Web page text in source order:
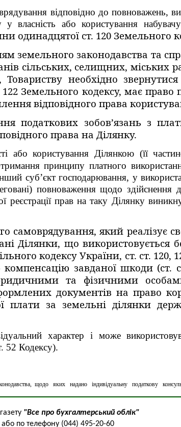
відповідно до повноважень,
у власність або користування
одинадцятої ст. 120 Земельного
земельного законодавства та
сільських, селищних, міських
необхідно
Земельного кодексу, має право
відповідного права
податкових зобов’язань з
права на Ділянку.
або користування Ділянкою (її
принципу платного
суб’єкт господарювання, у
повноваження щодо здійснення
прав на таку Ділянку
самоврядування, який реалізує
Ділянки, що використовується
кодексу України, ст. ст. 120,
завданої шкоди (ст.
та фізичними
документів на право
плати за земельні ділянки
характер і може
52 Кодексу).
щодо яких надано індивідуальну податкову
"Все про бухгалтерський облік"
або по телефону (044) 495-20-60